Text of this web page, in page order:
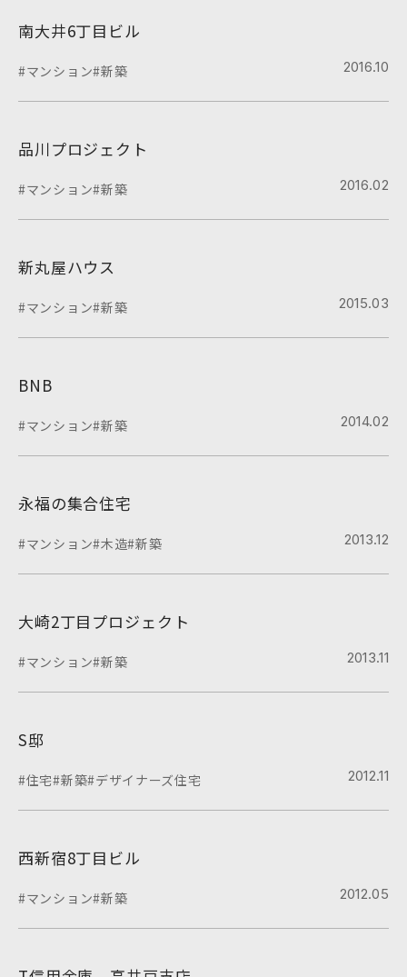
南大井6丁目ビル
#マンション#新築 2016.10
品川プロジェクト
#マンション#新築 2016.02
新丸屋ハウス
#マンション#新築 2015.03
BNB
#マンション#新築 2014.02
永福の集合住宅
#マンション#木造#新築 2013.12
大崎2丁目プロジェクト
#マンション#新築 2013.11
S邸
#住宅#新築#デザイナーズ住宅 2012.11
西新宿8丁目ビル
#マンション#新築 2012.05